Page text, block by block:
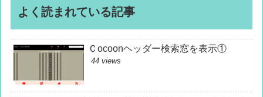
よく読まれている記事
Ｃocoonヘッダー検索窓を表示①
44 views